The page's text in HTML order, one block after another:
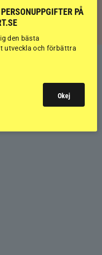
PÅ
den bästa
utveckla och förbättra
Okej